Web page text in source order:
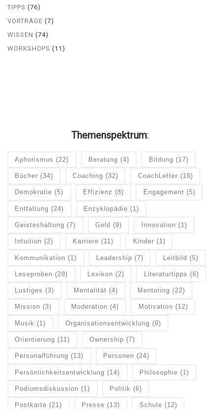
TIPPS (76)
VORTRÄGE (7)
WISSEN (74)
WORKSHOPS (11)
Themenspektrum:
Aphorismus (22) Beratung (4) Bildung (17)
Bücher (34) Coaching (32) CoachLetter (18)
Demokratie (5) Effizienz (8) Engagement (5)
Entfaltung (24) Enzyklopädie (1)
Geisteshaltung (7) Geld (9) Innovation (1)
Intuition (2) Karriere (11) Kinder (1)
Kommunikation (1) Leadership (7) Leitbild (5)
Leseproben (28) Lexikon (2) Literaturtipps (6)
Lustiges (3) Mentalität (4) Mentoring (22)
Mission (3) Moderation (4) Motivation (12)
Musik (1) Organisationsentwicklung (9)
Orientierung (11) Ownership (7)
Personalführung (13) Personen (24)
Persönlichkeitsentwicklung (14) Philosophie (1)
Podiumsdiskussion (1) Politik (6)
Postkarte (21) Presse (13) Schule (12)